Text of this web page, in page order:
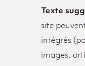
Texte
site
intégrés
images,